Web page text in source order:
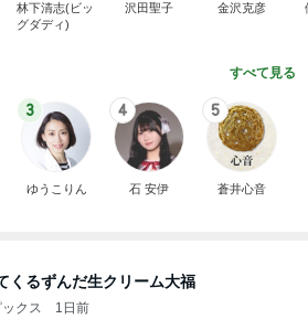
林下清志(ビッ
グダディ)
沢田聖子 金沢克彦
すべて見る
3
ゆうこりん
4
石 安伊
5
蒼井心音
くるずんだ生クリーム大福
クス 1日前